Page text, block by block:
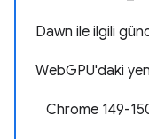
Dawn ile ilgili
WebGPU'daki
Chrome 149-